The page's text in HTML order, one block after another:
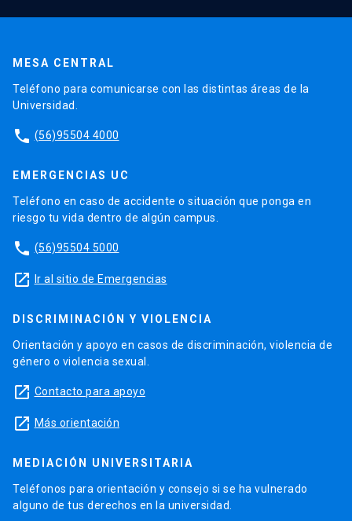
MESA CENTRAL
Teléfono para comunicarse con las distintas áreas de la
Universidad.
phone (56)95504 4000
EMERGENCIAS UC
Teléfono en caso de accidente o situación que ponga en
riesgo tu vida dentro de algún campus.
phone (56)95504 5000
launch Ir al sitio de Emergencias
DISCRIMINACIÓN Y VIOLENCIA
Orientación y apoyo en casos de discriminación, violencia de
género o violencia sexual.
launch Contacto para apoyo
launch Más orientación
MEDIACIÓN UNIVERSITARIA
Teléfonos para orientación y consejo si se ha vulnerado
alguno de tus derechos en la universidad.